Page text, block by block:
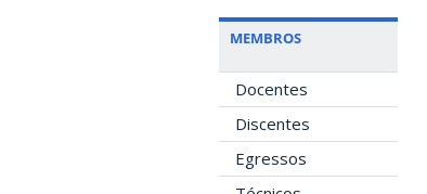
MEMBROS
Docentes
Discentes
Egressos